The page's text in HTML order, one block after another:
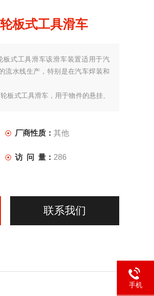
板式工具滑车
板式工具滑车该滑车装置适用于汽
流水线生产，特别是在汽车焊装和
板式工具滑车，用于物件的悬挂、
厂商性质：其他
访 问 量： 286
联系我们
手机